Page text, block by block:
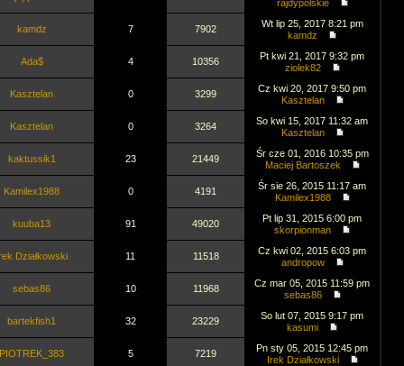
rajdypolskie
kamdz 7 7902
Wt lip 25, 2017 8:21 pm
kamdz
Ada$ 4 10356
Pt kwi 21, 2017 9:32 pm
ziolek82
Kasztelan 0 3299
Cz kwi 20, 2017 9:50 pm
Kasztelan
Kasztelan 0 3264
So kwi 15, 2017 11:32 am
Kasztelan
kaktussik1 23 21449
Śr cze 01, 2016 10:35 pm
Maciej Bartoszek
Kamilex1988 0 4191
Śr sie 26, 2015 11:17 am
Kamilex1988
kuuba13 91 49020
Pt lip 31, 2015 6:00 pm
skorpionman
Działkowski 11 11518
Cz kwi 02, 2015 6:03 pm
andropow
sebas86 10 11968
Cz mar 05, 2015 11:59 pm
sebas86
bartekfish1 32 23229
So lut 07, 2015 9:17 pm
kasumi
PIOTREK_383 5 7219
Pn sty 05, 2015 12:45 pm
Irek Działkowski